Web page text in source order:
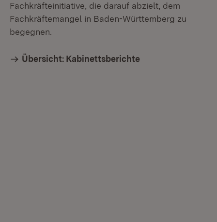
Fachkräfteinitiative, die darauf abzielt, dem
Fachkräftemangel in Baden-Württemberg zu
begegnen.
Übersicht: Kabinettsberichte